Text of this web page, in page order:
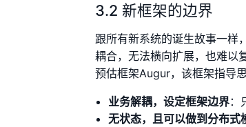
3.2 新框架的边界
跟所有新系统的诞生故事一样
耦合，无法横向扩展，也难以
预估框架Augur，该框架指导思
业务解耦，设定框架边界：
无状态，且可以做到分布式